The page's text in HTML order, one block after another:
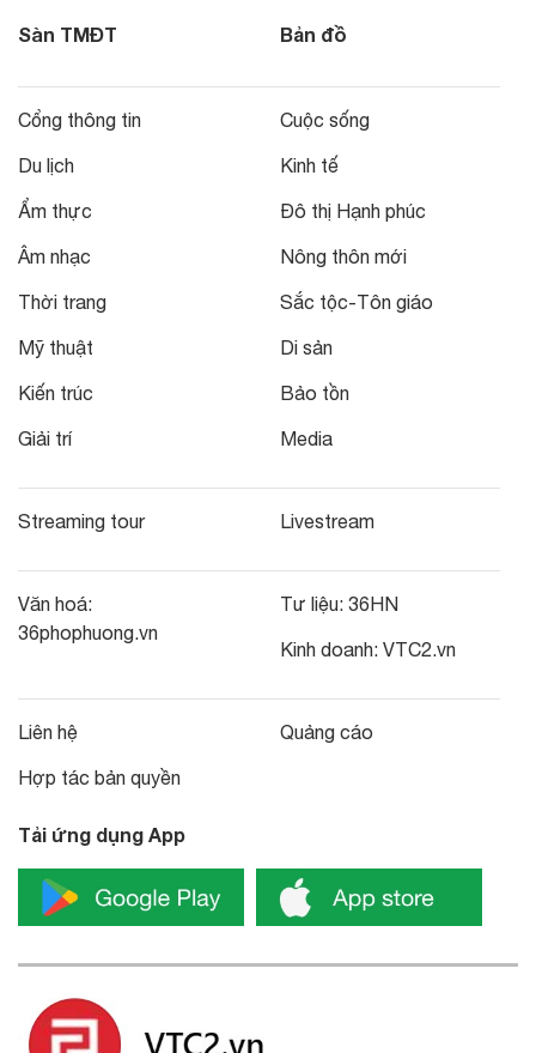
Sàn TMĐT Bản đồ
Cổng thông tin
Du lịch
Ẩm thực
Âm nhạc
Thời trang
Mỹ thuật
Kiến trúc
Giải trí
Cuộc sống
Kinh tế
Đô thị Hạnh phúc
Nông thôn mới
Sắc tộc-Tôn giáo
Di sản
Bảo tồn
Media
Streaming tour Livestream
Văn hoá:
36phophuong.vn
Tư liệu: 36HN
Kinh doanh: VTC2.vn
Liên hệ
Hợp tác bản quyền
Quảng cáo
Tải ứng dụng App